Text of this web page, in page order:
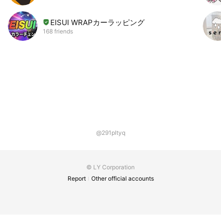
EISUI WRAPカーラッピング
168 friends
@291pltyq
© LY Corporation
Report
Other official accounts